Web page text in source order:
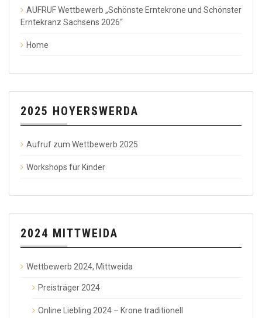
AUFRUF Wettbewerb „Schönste Erntekrone und Schönster
Erntekranz Sachsens 2026“
Home
2025 HOYERSWERDA
Aufruf zum Wettbewerb 2025
Workshops für Kinder
2024 MITTWEIDA
Wettbewerb 2024, Mittweida
Preisträger 2024
Online Liebling 2024 – Krone traditionell